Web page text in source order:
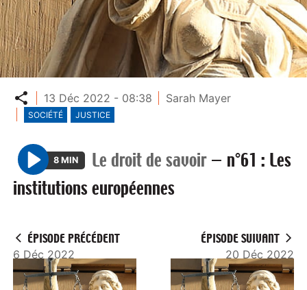
Partager
13 Déc 2022 - 08:38 Sarah Mayer
SOCIÉTÉ JUSTICE
P
l
8 MIN Le droit de savoir— n°61 : Les
institutions européennes
ÉPISODE PRÉCÉDENT
6 Déc 2022
ÉPISODE SUIVANT
20 Déc 2022